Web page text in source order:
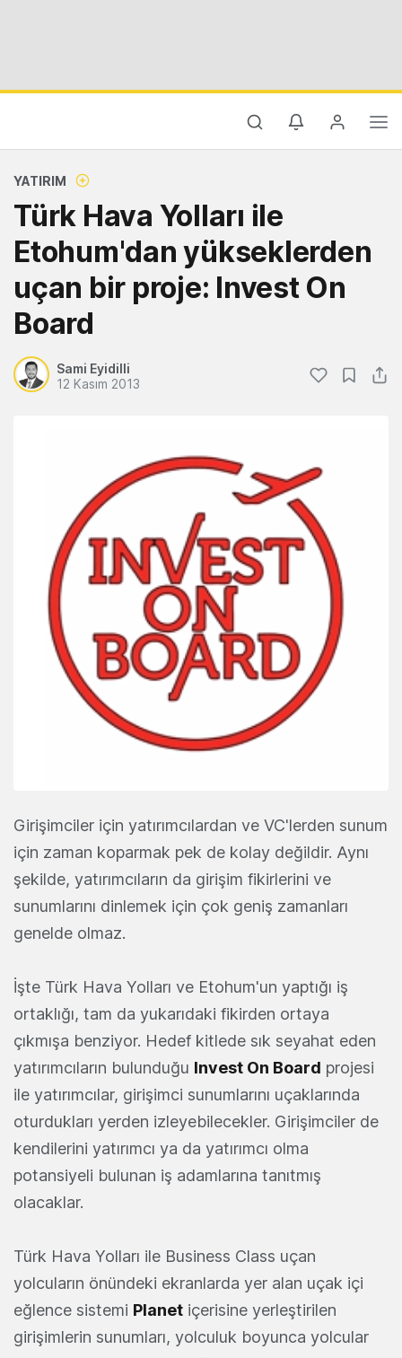
YATIRIM
Türk Hava Yolları ile
Etohum'dan yükseklerden
uçan bir proje: Invest On
Board
Sami Eyidilli
12 Kasım 2013
Girişimciler için yatırımcılardan ve VC'lerden sunum
için zaman koparmak pek de kolay değildir. Aynı
şekilde, yatırımcıların da girişim fikirlerini ve
sunumlarını dinlemek için çok geniş zamanları
genelde olmaz.
İşte Türk Hava Yolları ve Etohum'un yaptığı iş
ortaklığı, tam da yukarıdaki fikirden ortaya
çıkmışa benziyor. Hedef kitlede sık seyahat eden
yatırımcıların bulunduğu Invest On Board projesi
ile yatırımcılar, girişimci sunumlarını uçaklarında
oturdukları yerden izleyebilecekler. Girişimciler de
kendilerini yatırımcı ya da yatırımcı olma
potansiyeli bulunan iş adamlarına tanıtmış
olacaklar.
Türk Hava Yolları ile Business Class uçan
yolcuların önündeki ekranlarda yer alan uçak içi
eğlence sistemi Planet içerisine yerleştirilen
girişimlerin sunumları, yolculuk boyunca yolcular